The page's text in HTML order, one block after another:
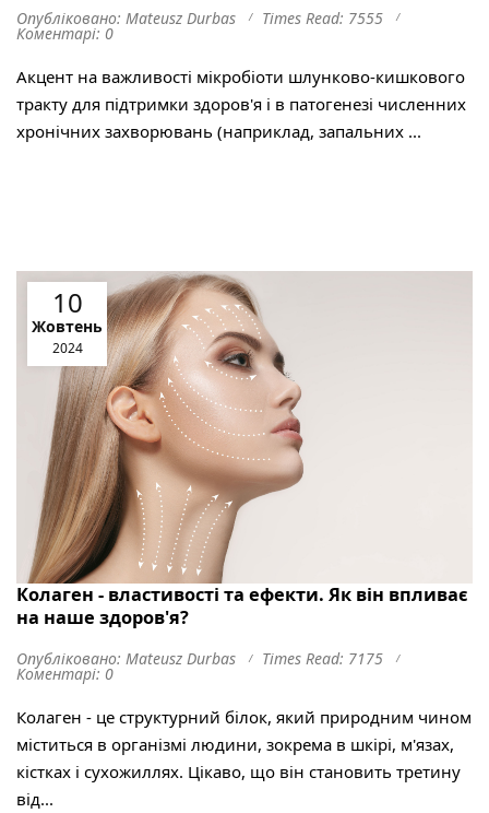
Опубліковано: Mateusz Durbas
Times Read: 7555
Коментарі: 0
Акцент на важливості мікробіоти шлунково-кишкового
тракту для підтримки здоров'я і в патогенезі численних
хронічних захворювань (наприклад, запальних ...
Колаген - властивості та ефекти. Як він впливає
на наше здоров'я?
10
Жовтень
2024
Опубліковано: Mateusz Durbas
Times Read: 7175
Коментарі: 0
Колаген - це структурний білок, який природним чином
міститься в організмі людини, зокрема в шкірі, м'язах,
кістках і сухожиллях. Цікаво, що він становить третину
від...